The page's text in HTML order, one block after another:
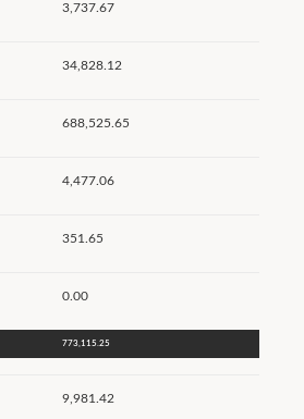
3,737.67
34,828.12
688,525.65
4,477.06
351.65
0.00
773,115.25
9,981.42